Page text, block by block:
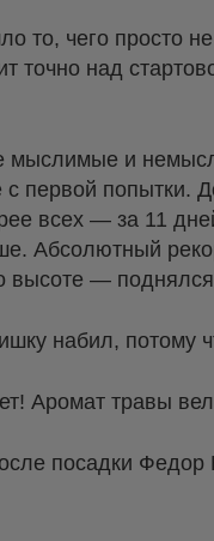
то, чего просто
точно над
мыслимые и
первой попытки.
всех — за 11
Абсолютный
высоте —
набил, потому
Аромат травы
посадки